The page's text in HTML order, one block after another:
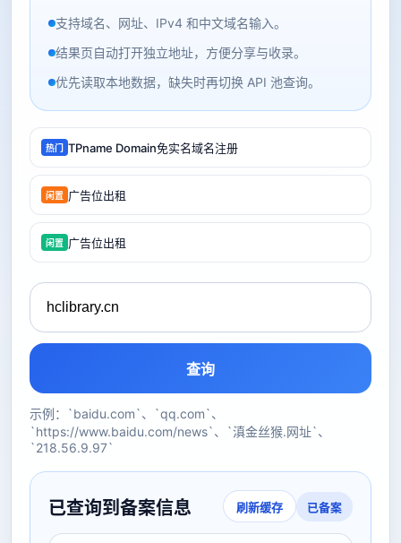
支持域名、网址、IPv4 和中文域名输入。
结果页自动打开独立地址，方便分享与收录。
优先读取本地数据，缺失时再切换 API 池查询。
热门 TPname Domain免实名域名注册
闲置 广告位出租
闲置 广告位出租
查询
示例：`baidu.com`、`qq.com`、
`https://www.baidu.com/news`、`滇金丝猴.网址`、
`218.56.9.97`
已查询到备案信息 刷新缓存 已备案